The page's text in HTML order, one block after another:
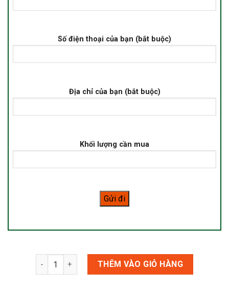
Số điện thoại của bạn (bắt buộc)
Địa chỉ của bạn (bắt buộc)
Khối lượng cần mua
Bột lá cẩm số lượngTHÊM VÀO GIỎ HÀNG